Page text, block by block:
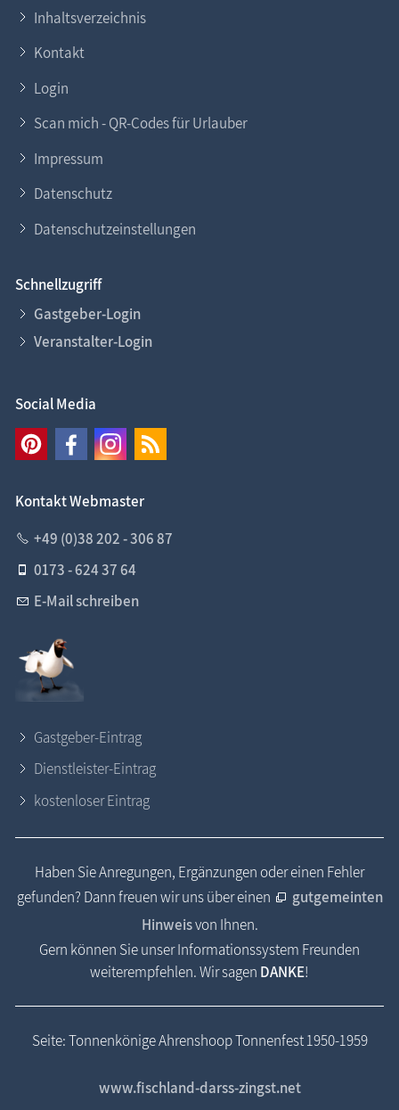
Inhaltsverzeichnis
Kontakt
Login
Scan mich - QR-Codes für Urlauber
Impressum
Datenschutz
Datenschutzeinstellungen
Schnellzugriff
Gastgeber-Login
Veranstalter-Login
Social Media
Kontakt Webmaster
+49 (0)38 202 - 306 87
0173 - 624 37 64
E-Mail schreiben
Gastgeber-Eintrag
Dienstleister-Eintrag
kostenloser Eintrag
Haben Sie Anregungen, Ergänzungen oder einen Fehler
gefunden? Dann freuen wir uns über einen
gutgemeinten
Hinweisvon Ihnen.
Gern können Sie unser Informationssystem Freunden
weiterempfehlen. Wir sagen DANKE!
Seite: Tonnenkönige Ahrenshoop Tonnenfest 1950-1959
www.fischland-darss-zingst.net